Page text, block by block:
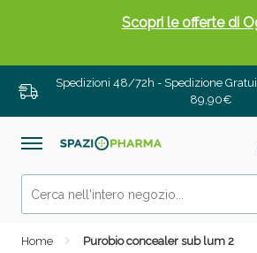
Spedizioni 48/72h - Spedizione
89,90€
Home Purobio concealer sub lum 2
Scopri le offerte di